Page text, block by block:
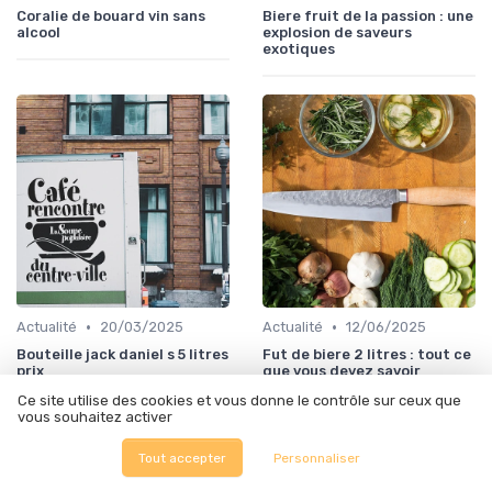
Coralie de bouard vin sans
alcool
Biere fruit de la passion : une
explosion de saveurs
exotiques
Actualité •
20/03/2025
Bouteille jack daniel s 5 litres
prix
Actualité • 12/06/2025
Fut de biere 2 litres : tout ce
que vous devez savoir
Les articles par date
Ce site utilise des cookies et vous donne le contrôle sur ceux que
vous souhaitez activer
Tout accepter Personnaliser